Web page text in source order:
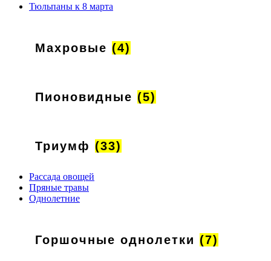
Тюльпаны к 8 марта
Махровые (4)
Пионовидные (5)
Триумф (33)
Рассада овощей
Пряные травы
Однолетние
Горшочные однолетки (7)